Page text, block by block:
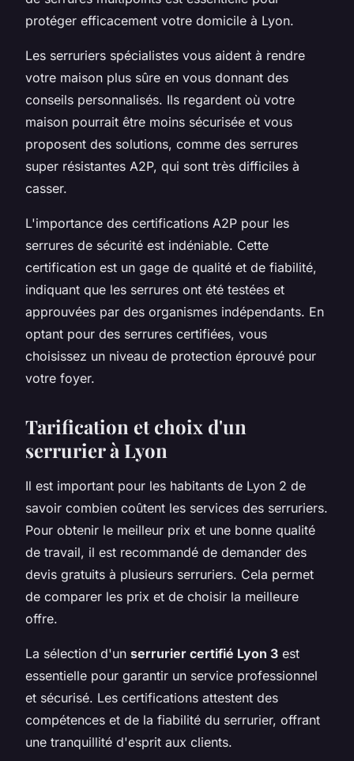
protéger efficacement votre domicile à Lyon.
Les serruriers spécialistes vous aident à rendre
votre maison plus sûre en vous donnant des
conseils personnalisés. Ils regardent où votre
maison pourrait être moins sécurisée et vous
proposent des solutions, comme des serrures
super résistantes A2P, qui sont très difficiles à
casser.
L'importance des certifications A2P pour les
serrures de sécurité est indéniable. Cette
certification est un gage de qualité et de fiabilité,
indiquant que les serrures ont été testées et
approuvées par des organismes indépendants. En
optant pour des serrures certifiées, vous
choisissez un niveau de protection éprouvé pour
votre foyer.
Tarification et choix d'un
serrurier à Lyon
Il est important pour les habitants de Lyon 2 de
savoir combien coûtent les services des serruriers.
Pour obtenir le meilleur prix et une bonne qualité
de travail, il est recommandé de demander des
devis gratuits à plusieurs serruriers. Cela permet
de comparer les prix et de choisir la meilleure
offre.
La sélection d'un serrurier certifié Lyon 3 est
essentielle pour garantir un service professionnel
et sécurisé. Les certifications attestent des
compétences et de la fiabilité du serrurier, offrant
une tranquillité d'esprit aux clients.